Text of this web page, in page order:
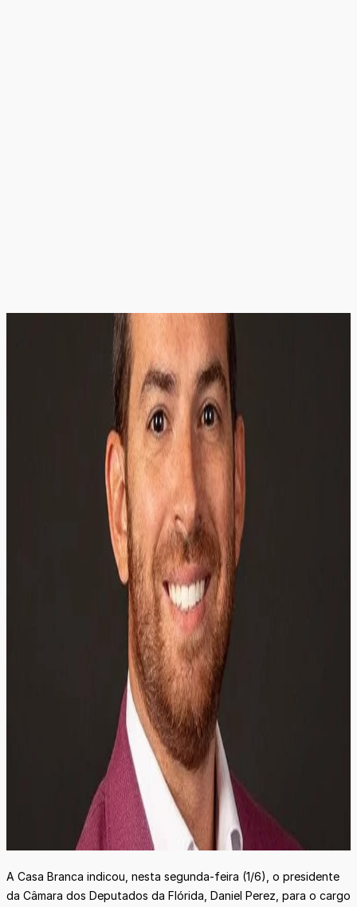
A Casa Branca indicou, nesta segunda-feira (1/6), o presidente
da Câmara dos Deputados da Flórida, Daniel Perez, para o cargo